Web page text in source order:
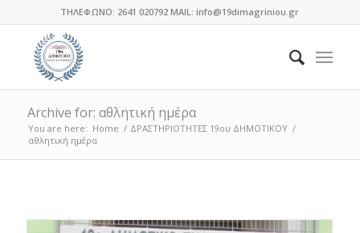
ΤΗΛΕΦΩΝΟ: 2641 020792 MAIL: info@19dimagriniou.gr
Archive for: αθλητική ημέρα
You are here: Home / ΔΡΑΣΤΗΡΙΟΤΗΤΕΣ 19ου ΔΗΜΟΤΙΚΟΥ /
αθλητική ημέρα